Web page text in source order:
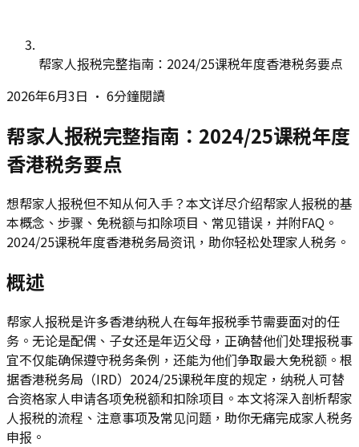
帮家人报税完整指南：2024/25课税年度香港税务要点
2026年6月3日 • 6分鐘閱讀
帮家人报税完整指南：2024/25课税年度
香港税务要点
想帮家人报税但不知从何入手？本文详尽介绍帮家人报税的基
本概念、步骤、免税额与扣除项目、常见错误，并附FAQ。
2024/25课税年度香港税务局资讯，助你轻松处理家人税务。
概述
帮家人报税是许多香港纳税人在每年报税季节需要面对的任
务。无论是配偶、子女还是年迈父母，正确替他们处理报税事
宜不仅能确保遵守税务条例，还能为他们争取最大免税额。根
据香港税务局（IRD）2024/25课税年度的规定，纳税人可替
合资格家人申请各项免税额和扣除项目。本文将深入剖析帮家
人报税的流程、注意事项及常见问题，助你无痛完成家人税务
申报。